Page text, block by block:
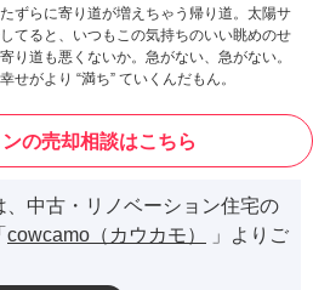
ずらに寄り道が増えちゃう帰り道。太陽サ
てると、いつもこの気持ちのいい眺めのせ
り道も悪くないか。急がない、急がない。
がより “満ち” ていくんだもん。
の売却相談はこちら
中古・リノベーション住宅の
cowcamo（カウカモ）
」よりご